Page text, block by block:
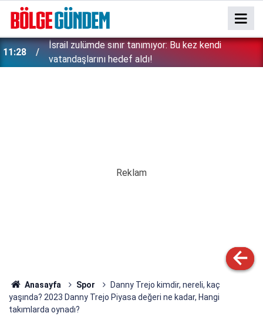
11:28
İsrail zulümde sınır tanımıyor: Bu kez kendi
vatandaşlarını hedef aldı!
Anasayfa Spor
Danny Trejo kimdir, nereli, kaç
yaşında? 2023 Danny Trejo Piyasa değeri ne kadar, Hangi
takımlarda oynadı?